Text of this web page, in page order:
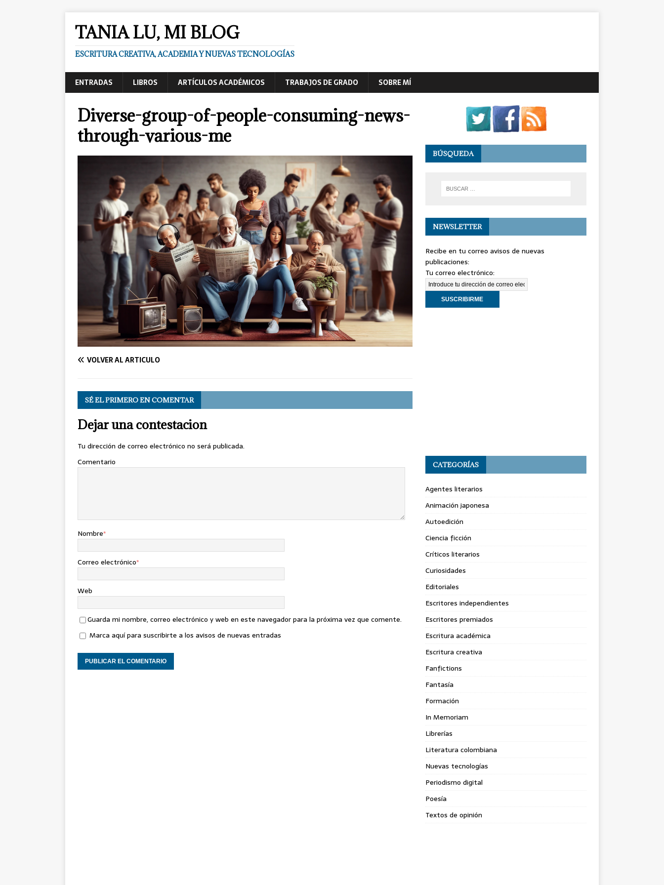
TANIA LU, MI BLOG
ESCRITURA CREATIVA, ACADEMIA Y NUEVAS TECNOLOGÍAS
ENTRADAS LIBROS ARTÍCULOS ACADÉMICOS TRABAJOS DE GRADO SOBRE MÍ
Diverse-group-of-people-consuming-news-
through-various-me
VOLVER AL ARTÍCULO
SÉ EL PRIMERO EN COMENTAR
Dejar una contestacion
Tu dirección de correo electrónico no será publicada.
Comentario
Nombre*
Correo electrónico*
Web
Guarda mi nombre, correo electrónico y web en este navegador para la próxima vez que comente.
Marca aquí para suscribirte a los avisos de nuevas entradas
BÚSQUEDA
NEWSLETTER
Recibe en tu correo avisos de nuevas
publicaciones:
Tu correo electrónico:
CATEGORÍAS
Agentes literarios
Animación japonesa
Autoedición
Ciencia ficción
Críticos literarios
Curiosidades
Editoriales
Escritores independientes
Escritores premiados
Escritura académica
Escritura creativa
Fanfictions
Fantasía
Formación
In Memoriam
Librerías
Literatura colombiana
Nuevas tecnologías
Periodismo digital
Poesía
Textos de opinión